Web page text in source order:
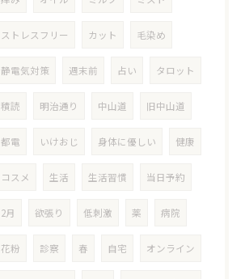
ストレスフリー カット 毛染め
静電気対策 週末前 占い タロット
積読 明治通り 中山道 旧中山道
都電 いけおじ 身体に優しい 健康
コスメ 生活 生活習慣 当日予約
2月 欲張り 低刺激 薬 病院
花粉 診察 春 自宅 オンライン